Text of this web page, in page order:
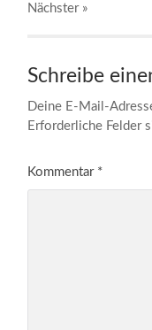
Nächster »
Schreibe
Deine E-Mail-
Erforderliche Felder
Kommentar *